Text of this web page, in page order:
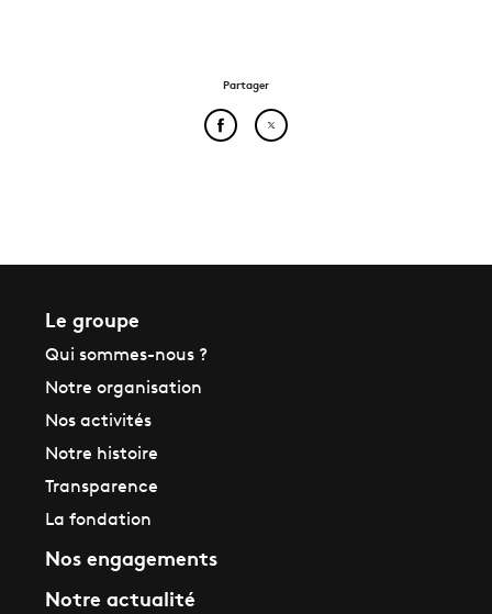
Partager
Partager cet article sur
Partager cet article sur
Le groupe
Qui sommes-nous ?
Notre organisation
Nos activités
Notre histoire
Transparence
La fondation
Nos engagements
Notre actualité